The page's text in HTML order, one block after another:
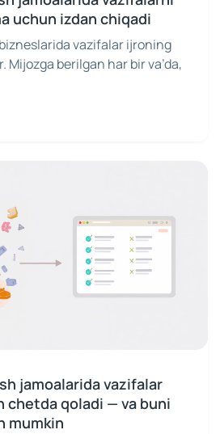
uchun izdan chiqadi
vazifalar ijroning
Mijozga berilgan har bir va’da,
jamoalarida vazifalar
chetda qoladi — va buni
mumkin